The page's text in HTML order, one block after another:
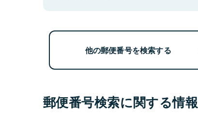
他の郵便番号を検索する
郵便番号検索に関する情報